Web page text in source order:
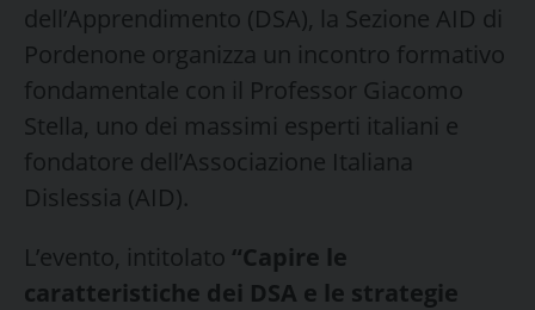
dell’Apprendimento (DSA), la Sezione AID di
Pordenone organizza un incontro formativo
fondamentale con il Professor Giacomo
Stella, uno dei massimi esperti italiani e
fondatore dell’Associazione Italiana
Dislessia (AID).
​L’evento, intitolato “Capire le
caratteristiche dei DSA e le strategie